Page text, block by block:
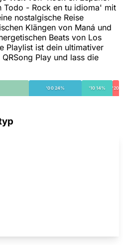
- Rock en tu idioma' mit
nostalgische Reise
Klängen von Maná und
Beats von Los
Playlist ist dein ultimativer
Play und lass die
'00 24% '10 14% '20